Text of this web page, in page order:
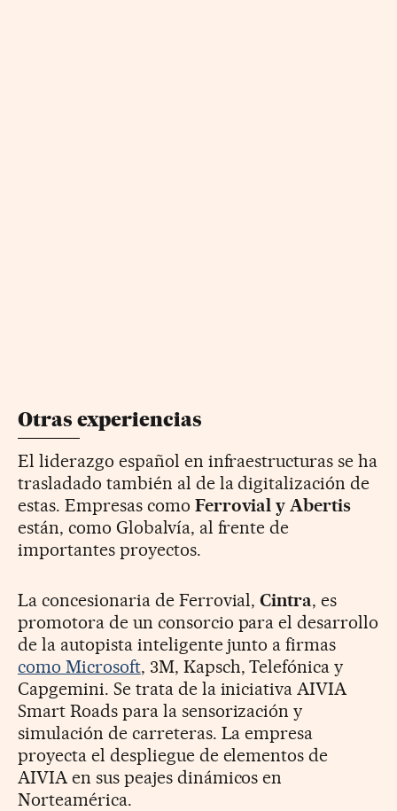
Otras experiencias
El liderazgo español en infraestructuras se ha
trasladado también al de la digitalización de
estas. Empresas como Ferrovial y Abertis
están, como Globalvía, al frente de
importantes proyectos.
La concesionaria de Ferrovial,Cintra, es
promotora de un consorcio para el desarrollo
de la autopista inteligente junto a firmas
como Microsoft, 3M, Kapsch, Telefónica y
Capgemini. Se trata de la iniciativa AIVIA
Smart Roads para la sensorización y
simulación de carreteras. La empresa
proyecta el despliegue de elementos de
AIVIA en sus peajes dinámicos en
Norteamérica.